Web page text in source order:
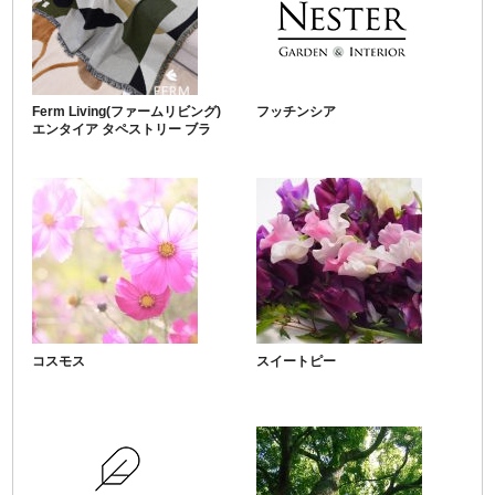
Ferm Living(ファームリビング)
エンタイア タペストリー ブラ
フッチンシア
コスモス スイートピー